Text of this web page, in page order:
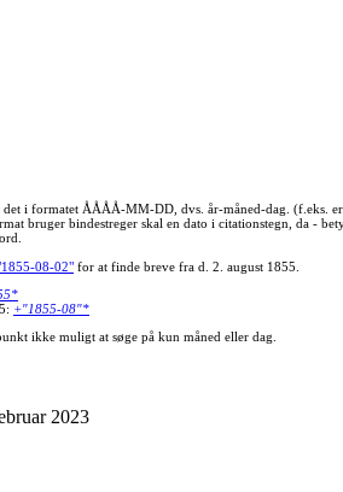
det i formatet ÅÅÅÅ-MM-DD, dvs. år-måned-dag. (f.eks.
bruger bindestreger skal en dato i citationstegn, da -
08-02"for at finde breve fra d. 2. august 1855.
+"1855-08"*
ikke muligt at søge på kun måned eller dag.
2023